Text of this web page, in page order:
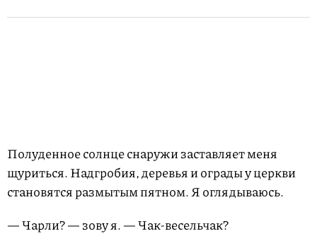
Полуденное солнце снаружи заставляет меня
щуриться. Надгробия, деревья и ограды у церкви
становятся размытым пятном. Я оглядываюсь.
— Чарли? — зову я. — Чак-весельчак?